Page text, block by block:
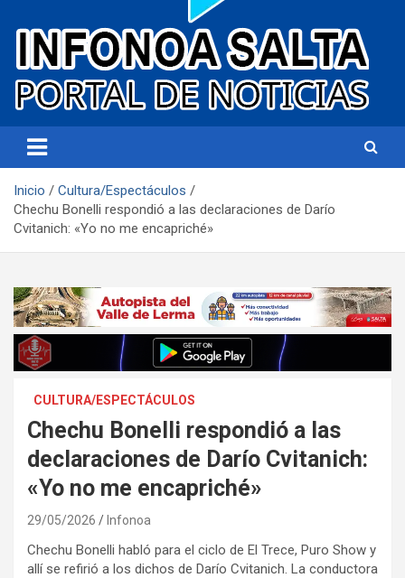
Infonoa Salta
Inicio
Cultura/Espectáculos
Chechu Bonelli respondió a las declaraciones de Darío
Cvitanich: «Yo no me encapriché»
CULTURA/ESPECTÁCULOS
Chechu Bonelli respondió a las
declaraciones de Darío Cvitanich:
«Yo no me encapriché»
29/05/2026 Infonoa
Chechu Bonelli habló para el ciclo de El Trece, Puro Show y
allí se refirió a los dichos de Darío Cvitanich. La conductora